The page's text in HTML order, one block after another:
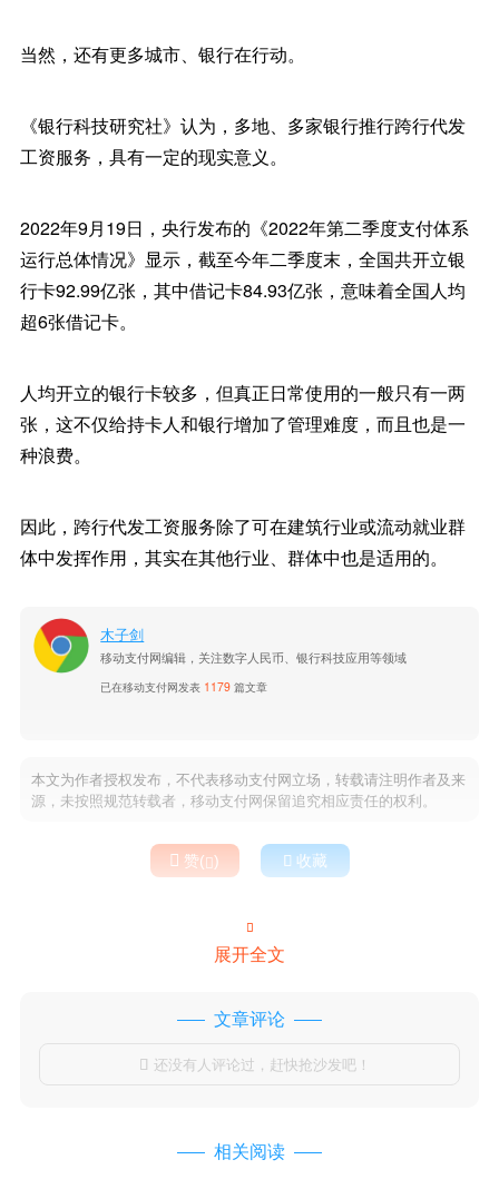
当然，还有更多城市、银行在行动。
《银行科技研究社》认为，多地、多家银行推行跨行代发
工资服务，具有一定的现实意义。
2022年9月19日，央行发布的《2022年第二季度支付体系
运行总体情况》显示，截至今年二季度末，全国共开立银
行卡92.99亿张，其中借记卡84.93亿张，意味着全国人均
超6张借记卡。
人均开立的银行卡较多，但真正日常使用的一般只有一两
张，这不仅给持卡人和银行增加了管理难度，而且也是一
种浪费。
因此，跨行代发工资服务除了可在建筑行业或流动就业群
体中发挥作用，其实在其他行业、群体中也是适用的。
木子剑
移动支付网编辑，关注数字人民币、银行科技应用等领域
已在移动支付网发表 1179 篇文章
本文为作者授权发布，不代表移动支付网立场，转载请注明作者及来
源，未按照规范转载者，移动支付网保留追究相应责任的权利。
 赞()  收藏

展开全文
文章评论
 还没有人评论过，赶快抢沙发吧！
相关阅读